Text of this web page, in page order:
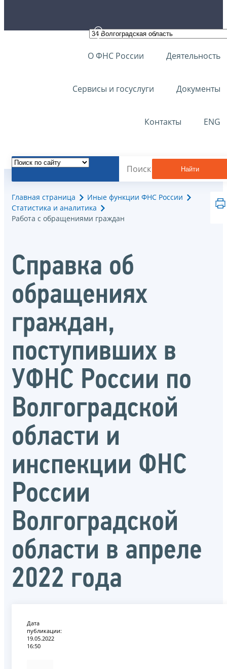
О ФНС России Деятельность
Сервисы и госуслуги Документы
Контакты ENG
Найти
Главная страница
Иные функции ФНС России
Статистика и аналитика
Работа с обращениями граждан
Справка об
обращениях
граждан,
поступивших в
УФНС России по
Волгоградской
области и
инспекции ФНС
России
Волгоградской
области в апреле
2022 года
Дата
публикации:
19.05.2022
16:50